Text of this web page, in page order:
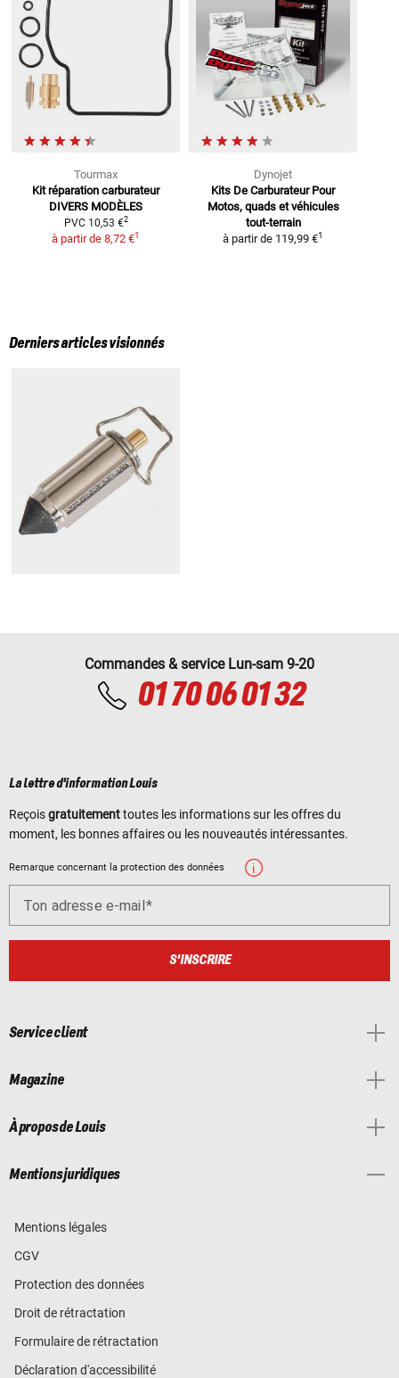
Tourmax
Kit réparation carburateur
DIVERS MODÈLES
PVC 10,53 €2
à partir de 8,72 €1
Dynojet
Kits De Carburateur Pour
Motos, quads et véhicules
tout-terrain
à partir de 119,99 €1
Derniers articles visionnés
Commandes & service Lun-sam 9-20
01 70 06 01 32
La lettre d'information Louis
Reçoisgratuitementtoutes les informations sur les offres du
moment, les bonnes affaires ou les nouveautés intéressantes.
Remarque concernant la protection des données
Ton adresse e-mail
S'INSCRIRE
Service client
Magazine
À propos de Louis
Mentions juridiques
Mentions légales
CGV
Protection des données
Droit de rétractation
Formulaire de rétractation
Déclaration d'accessibilité